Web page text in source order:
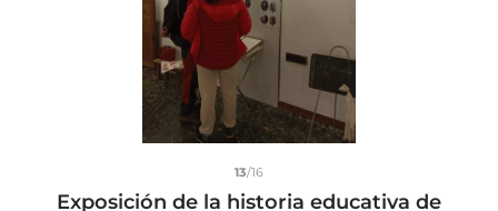
13/16
Exposición de la historia educativa de